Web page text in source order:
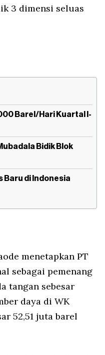
3 dimensi seluas
Barel/Hari Kuartal I-
Bidik Blok
Baru di Indonesia
menetapkan PT
sebagai pemenang
tangan sebesar
daya di WK
52,51 juta barel